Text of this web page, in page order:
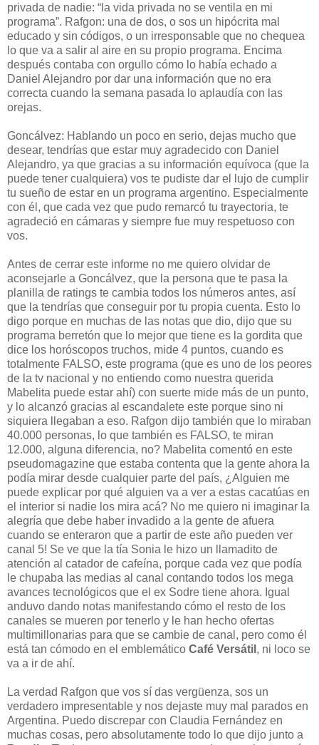
privada de nadie: “la vida privada no se ventila en mi
programa”. Rafgon: una de dos, o sos un hipócrita mal
educado y sin códigos, o un irresponsable que no chequea
lo que va a salir al aire en su propio programa. Encima
después contaba con orgullo cómo lo había echado a
Daniel Alejandro por dar una información que no era
correcta cuando la semana pasada lo aplaudía con las
orejas.
Goncálvez: Hablando un poco en serio, dejas mucho que
desear, tendrías que estar muy agradecido con Daniel
Alejandro, ya que gracias a su información equívoca (que la
puede tener cualquiera) vos te pudiste dar el lujo de cumplir
tu sueño de estar en un programa argentino. Especialmente
con él, que cada vez que pudo remarcó tu trayectoria, te
agradeció en cámaras y siempre fue muy respetuoso con
vos.
Antes de cerrar este informe no me quiero olvidar de
aconsejarle a Goncálvez, que la persona que te pasa la
planilla de ratings te cambia todos los números antes, así
que la tendrías que conseguir por tu propia cuenta. Esto lo
digo porque en muchas de las notas que dio, dijo que su
programa berretón que lo mejor que tiene es la gordita que
dice los horóscopos truchos, mide 4 puntos, cuando es
totalmente FALSO, este programa (que es uno de los peores
de la tv nacional y no entiendo como nuestra querida
Mabelita puede estar ahí) con suerte mide más de un punto,
y lo alcanzó gracias al escandalete este porque sino ni
siquiera llegaban a eso. Rafgon dijo también que lo miraban
40.000 personas, lo que también es FALSO, te miran
12.000, alguna diferencia, no? Mabelita comentó en este
pseudomagazine que estaba contenta que la gente ahora la
podía mirar desde cualquier parte del país, ¿Alguien me
puede explicar por qué alguien va a ver a estas cacatúas en
el interior si nadie los mira acá? No me quiero ni imaginar la
alegría que debe haber invadido a la gente de afuera
cuando se enteraron que a partir de este año pueden ver
canal 5! Se ve que la tía Sonia le hizo un llamadito de
atención al catador de cafeína, porque cada vez que podía
le chupaba las medias al canal contando todos los mega
avances tecnológicos que el ex Sodre tiene ahora. Igual
anduvo dando notas manifestando cómo el resto de los
canales se mueren por tenerlo y le han hecho ofertas
multimillonarias para que se cambie de canal, pero como él
está tan cómodo en el emblemático Café Versátil , ni loco se
va a ir de ahí.
La verdad Rafgon que vos sí das vergüenza, sos un
verdadero impresentable y nos dejaste muy mal parados en
Argentina. Puedo discrepar con Claudia Fernández en
muchas cosas, pero absolutamente todo lo que dijo junto a